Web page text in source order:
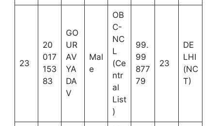
23
20
017
153
83
GO
UR
AV
YA
DA
V
Mal
e
OB
C-
NC
L
(Ce
ntr
al
List
)
99.
99
877
79
23
DE
LHI
(NC
T)